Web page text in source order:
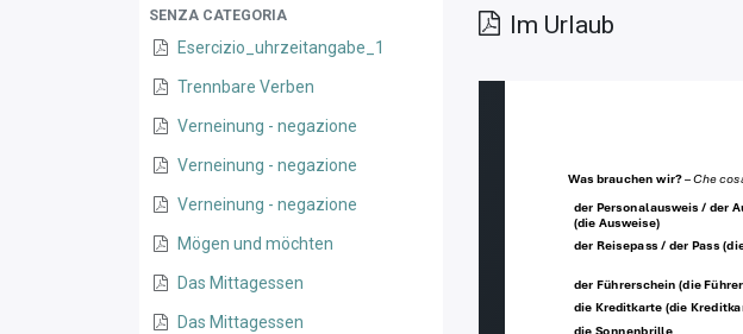
SENZA CATEGORIA
Esercizio_uhrzeitangabe_1
Trennbare Verben
Verneinung - negazione
Verneinung - negazione
Verneinung - negazione
Mögen und möchten
Das Mittagessen
Das Mittagessen
Im Urlaub